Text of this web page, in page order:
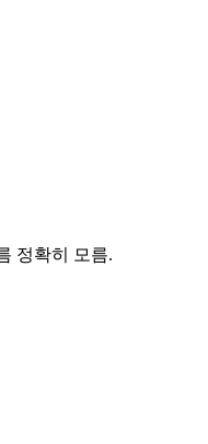
정확히 모름.